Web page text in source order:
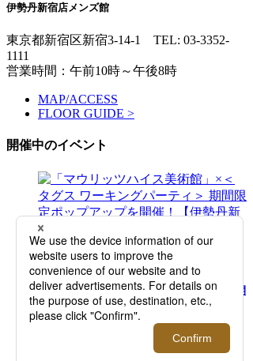
伊勢丹新宿店メンズ館
東京都新宿区新宿3-14-1 TEL: 03-3352-
1111
営業時間：午前10時～午後8時
MAP/ACCESS
FLOOR GUIDE >
開催中のイベント
2026.08.05 - 08.11
「マウリッツハイス美術館」×＜タグス ワー
キングパーティ＞ 期間限定ポップアップを開
催！【伊勢丹新宿店】